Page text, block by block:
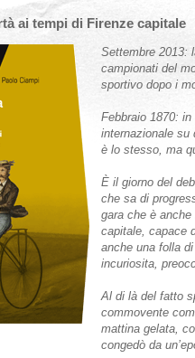
ai tempi di Firenze capitale
Settembre 2013:
campionati del
sportivo dopo i
Febbraio 1870: in
internazionale su
è lo stesso, ma
È il giorno del
che sa di
gara che è anche
capitale, capace
anche una folla
incuriosita,
Al di là del fatto
commovente
mattina gelata,
congedò da